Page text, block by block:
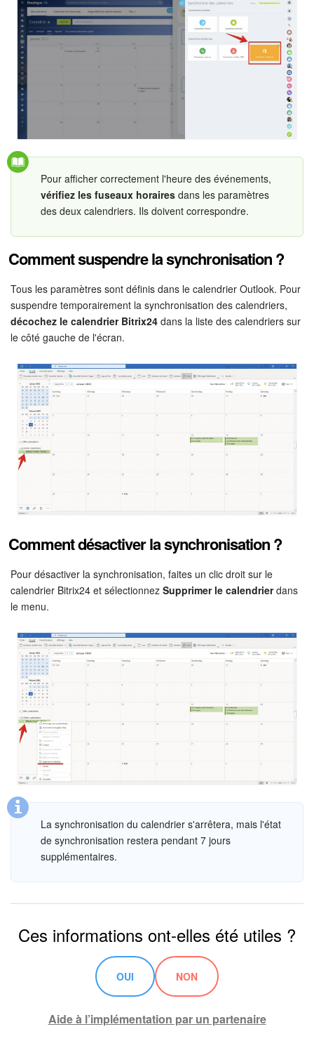
Pour afficher correctement l'heure des événements,
vérifiez les fuseaux horaires dans les paramètres
des deux calendriers. Ils doivent correspondre.
Comment suspendre la synchronisation ?
Tous les paramètres sont définis dans le calendrier Outlook. Pour
suspendre temporairement la synchronisation des calendriers,
décochez le calendrier Bitrix24 dans la liste des calendriers sur
le côté gauche de l'écran.
Comment désactiver la synchronisation ?
Pour désactiver la synchronisation, faites un clic droit sur le
calendrier Bitrix24 et sélectionnez Supprimer le calendrierdans
le menu.
La synchronisation du calendrier s'arrêtera, mais l'état
de synchronisation restera pendant 7 jours
supplémentaires.
Ces informations ont-elles été utiles ?
OUI NON
Aide à l’implémentation par un partenaire